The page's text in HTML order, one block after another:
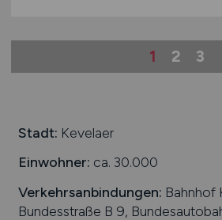
1 2 3
Stadt: Kevelaer
Einwohner: ca. 30.000
Verkehrsanbindungen: Bahnhof
Bundesstraße B 9,